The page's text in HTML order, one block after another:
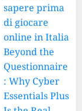
sapere prima
di giocare
online in Italia
Beyond the
Questionnaire
: Why Cyber
Essentials Plus